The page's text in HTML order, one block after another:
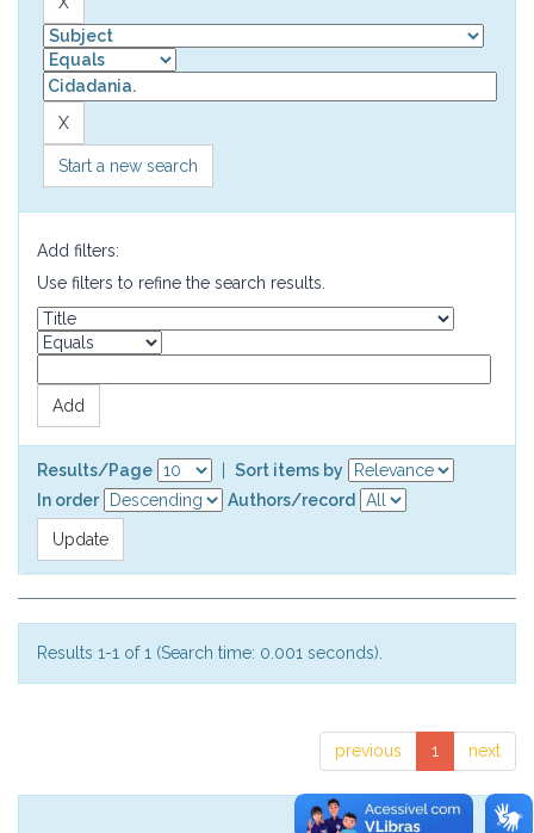
Start a new search
Add filters:
Use filters to refine the search results.
Results/Page
Sort items by
In order
Authors/record
Results 1-1 of 1 (Search time: 0.001 seconds).
previous 1 next